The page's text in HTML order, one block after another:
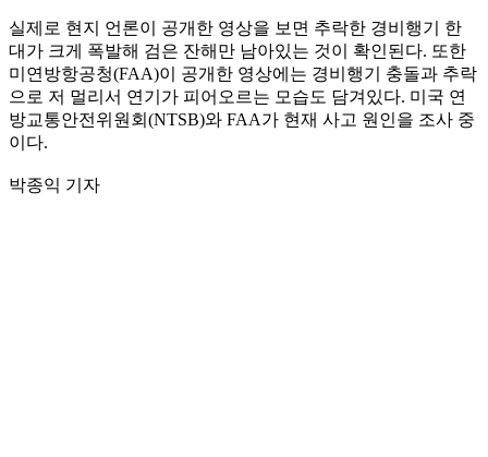
실제로 현지 언론이 공개한 영상을 보면 추락한 경비행기 한
대가 크게 폭발해 검은 잔해만 남아있는 것이 확인된다. 또한
미연방항공청(FAA)이 공개한 영상에는 경비행기 충돌과 추락
으로 저 멀리서 연기가 피어오르는 모습도 담겨있다. 미국 연
방교통안전위원회(NTSB)와 FAA가 현재 사고 원인을 조사 중
이다.
박종익 기자